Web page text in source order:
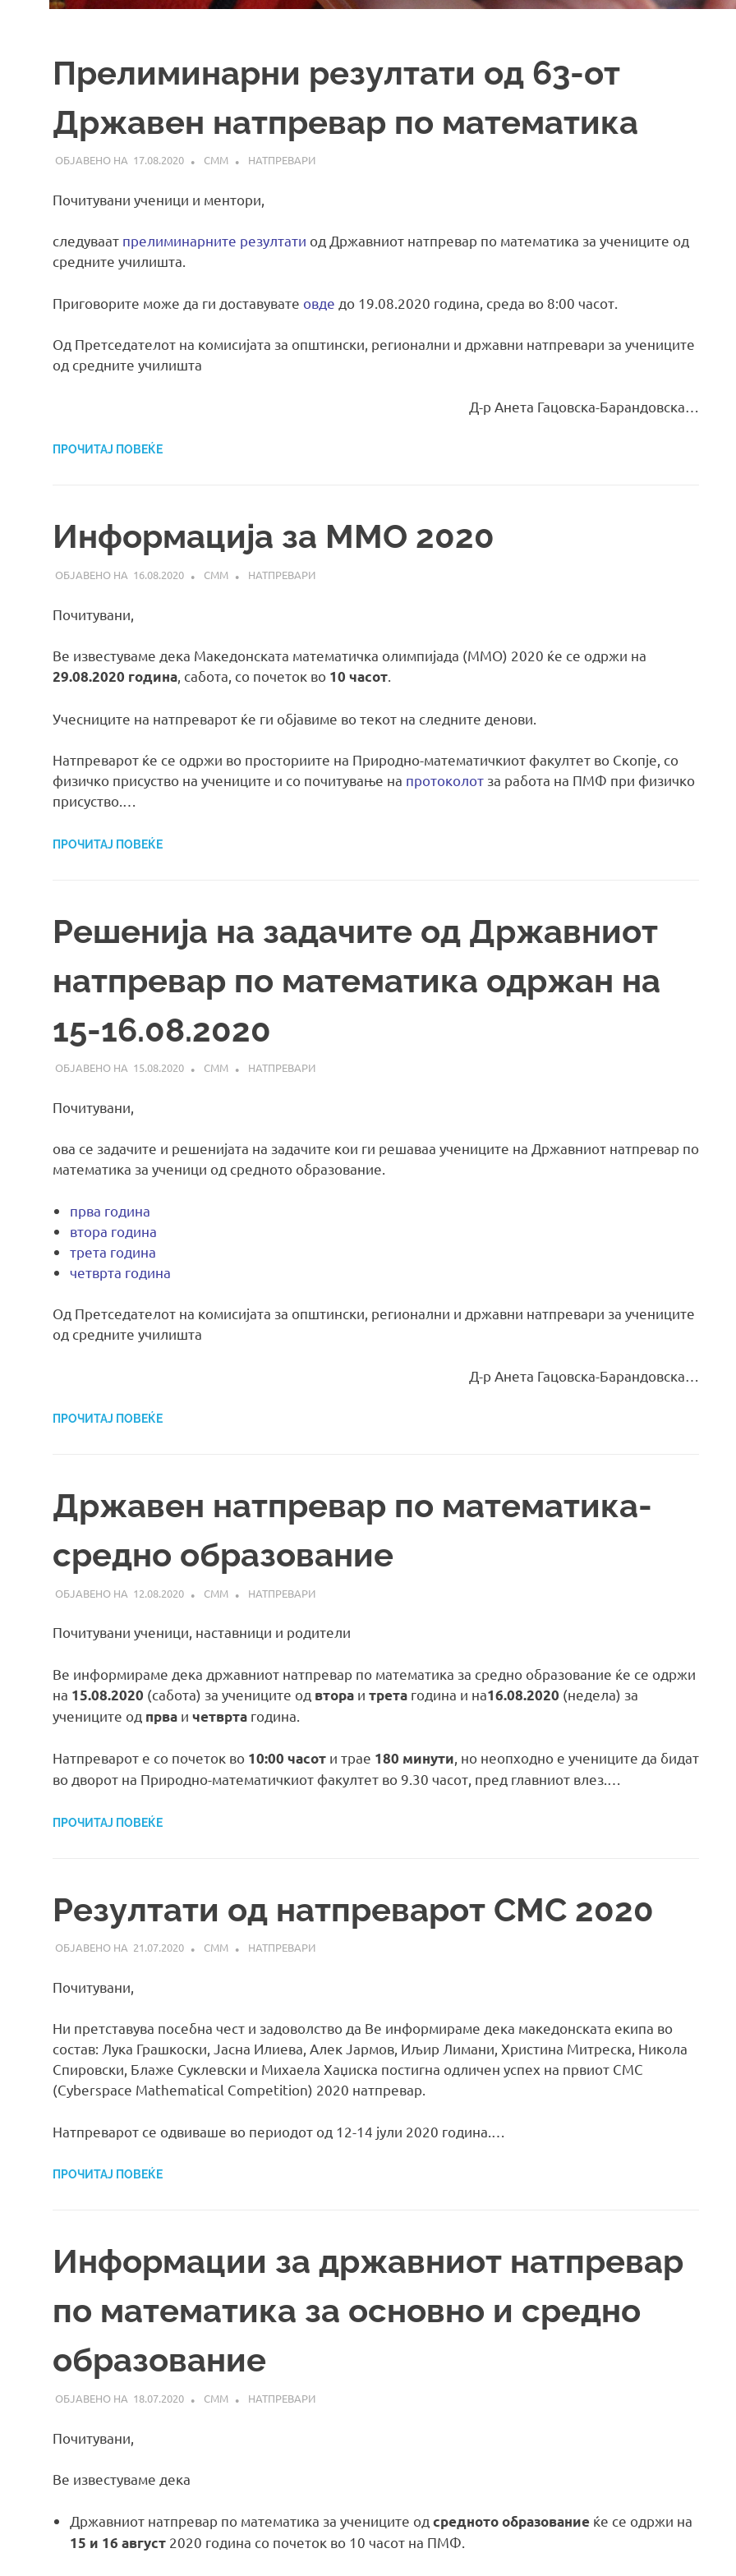
Прелиминарни резултати од 63-от
Државен натпревар по математика
17.08.2020 СММ НАТПРЕВАРИ
Почитувани ученици и ментори,
следуваат прелиминарните резултати од Државниот натпревар по математика за учениците од
средните училишта.
Приговорите може да ги доставувате овде до 19.08.2020 година, среда во 8:00 часот.
Од Претседателот на комисијата за општински, регионални и државни натпревари за учениците
од средните училишта
Д-р Анета Гацовска-Барандовска…
ПРОЧИТАЈ ПОВЕЌЕ
Информација за ММО 2020
16.08.2020 СММ НАТПРЕВАРИ
Почитувани,
Ве известуваме дека Македонската математичка олимпијада (ММО) 2020 ќе се одржи на
29.08.2020 година , сабота, со почеток во 10 часот
Учесниците на натпреварот ќе ги објавиме во текот на следните денови.
Натпреварот ќе се одржи во просториите на Природно-математичкиот факултет во Скопје, со
физичко присуство на учениците и со почитување на протоколот за работа на ПМФ при физичко
присуство.…
ПРОЧИТАЈ ПОВЕЌЕ
Решенија на задачите од Државниот
натпревар по математика одржан на
15-16.08.2020
15.08.2020 СММ НАТПРЕВАРИ
Почитувани,
ова се задачите и решенијата на задачите кои ги решаваа учениците на Државниот натпревар по
математика за ученици од средното образование.
прва година
втора година
трета година
четврта година
Од Претседателот на комисијата за општински, регионални и државни натпревари за учениците
од средните училишта
Д-р Анета Гацовска-Барандовска…
ПРОЧИТАЈ ПОВЕЌЕ
Државен натпревар по математика-
средно образование
12.08.2020 СММ НАТПРЕВАРИ
Почитувани ученици, наставници и родители
Ве информираме дека државниот натпревар по математика за средно образование ќе се одржи
на 15.08.2020 (сабота) за учениците од втора и трета година и на16.08.2020 (недела) за
учениците од прва и четврта година.
Натпреварот е со почеток во 10:00 часот и трае 180 минути, но неопходно е учениците да бидат
во дворот на Природно-математичкиот факултет во 9.30 часот, пред главниот влез.…
ПРОЧИТАЈ ПОВЕЌЕ
Резултати од натпреварот CMC 2020
21.07.2020 СММ НАТПРЕВАРИ
Почитувани,
Ни претставува посебна чест и задоволство да Ве информираме дека македонската екипа во
состав: Лука Грашкоски, Јасна Илиева, Алек Јармов, Иљир Лимани, Христина Митреска, Никола
Спировски, Блаже Суклевски и Михаела Хаџиска постигна одличен успех на првиот СМС
(Cyberspace Mathematical Competition) 2020 натпревар.
Натпреварот се одвиваше во периодот од 12-14 јули 2020 година.…
ПРОЧИТАЈ ПОВЕЌЕ
Информации за државниот натпревар
по математика за основно и средно
образование
18.07.2020 СММ НАТПРЕВАРИ
Почитувани,
Ве известуваме дека
Државниот натпревар по математика за учениците одсредното образование ќе се одржи на
15 и 16 август 2020 година со почеток во 10 часот на ПМФ.